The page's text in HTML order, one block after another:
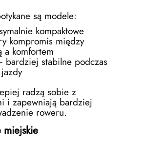
są modele:
kompaktowe
kompromis między
a komfortem
stabilne podczas
radzą sobie z
i zapewniają bardziej
roweru.
miejskie